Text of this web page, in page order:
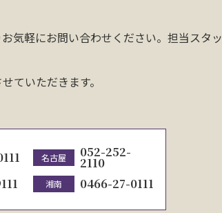
気軽にお問い合わせください。担当スタッ
ていただきます。
名古屋 052-252-
2110
湘南 0466-27-0111